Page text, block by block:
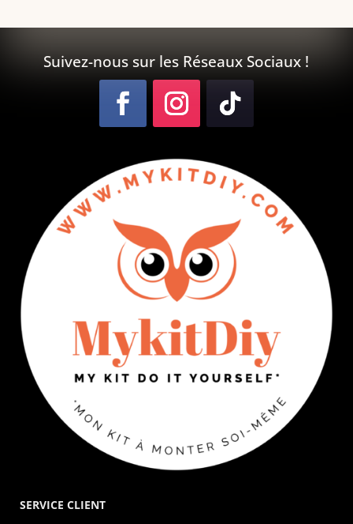
Suivez-nous sur les Réseaux Sociaux !
SERVICE CLIENT